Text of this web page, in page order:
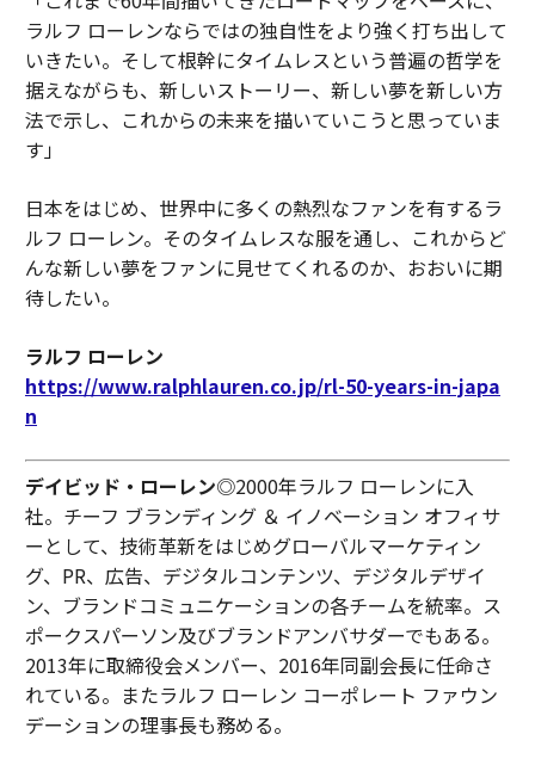
ラルフ ローレンならではの独自性をより強く打ち出して
いきたい。そして根幹にタイムレスという普遍の哲学を
据えながらも、新しいストーリー、新しい夢を新しい方
法で示し、これからの未来を描いていこうと思っていま
す」
日本をはじめ、世界中に多くの熱烈なファンを有するラ
ルフ ローレン。そのタイムレスな服を通し、これからど
んな新しい夢をファンに見せてくれるのか、おおいに期
待したい。
ラルフ ローレン
https://www.ralphlauren.co.jp/rl-50-years-in-japa
n
デイビッド・ローレン◎2000年ラルフ ローレンに入
社。チーフ ブランディング ＆ イノベーション オフィサ
ーとして、技術革新をはじめグローバルマーケティン
グ、PR、広告、デジタルコンテンツ、デジタルデザイ
ン、ブランドコミュニケーションの各チームを統率。ス
ポークスパーソン及びブランドアンバサダーでもある。
2013年に取締役会メンバー、2016年同副会長に任命さ
れている。またラルフ ローレン コーポレート ファウン
デーションの理事長も務める。